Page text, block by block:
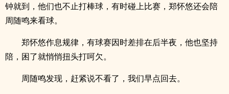
钟就到，他们也不止打棒球，有时碰上比赛，郑怀悠还会陪
周随鸣来看球。
郑怀悠作息规律，有球赛因时差排在后半夜，他也坚持
陪，困了就悄悄扭头打呵欠。
周随鸣发现，赶紧说不看了，我们早点回去。